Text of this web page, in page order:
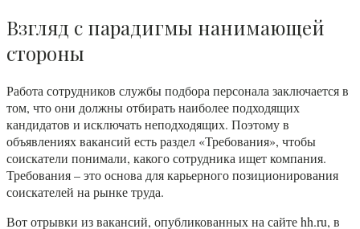
Взгляд с парадигмы нанимающей
стороны
Работа сотрудников службы подбора персонала заключается в
том, что они должны отбирать наиболее подходящих
кандидатов и исключать неподходящих. Поэтому в
объявлениях вакансий есть раздел «Требования», чтобы
соискатели понимали, какого сотрудника ищет компания.
Требования – это основа для карьерного позиционирования
соискателей на рынке труда.
Вот отрывки из вакансий, опубликованных на сайте hh.ru, в